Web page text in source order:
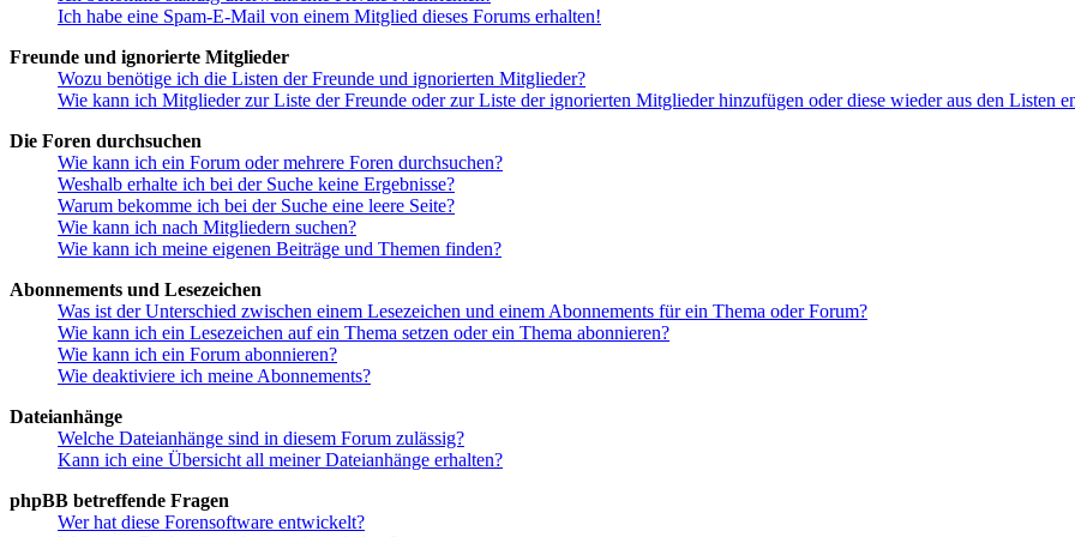
Ich habe eine Spam-E-Mail von einem Mitglied dieses Forums erhalten!
Freunde und ignorierte Mitglieder
Wozu benötige ich die Listen der Freunde und ignorierten Mitglieder?
Wie kann ich Mitglieder zur Liste der Freunde oder zur Liste der ignorierten Mitglieder hinzufügen oder diese wieder aus den Listen
Die Foren durchsuchen
Wie kann ich ein Forum oder mehrere Foren durchsuchen?
Weshalb erhalte ich bei der Suche keine Ergebnisse?
Warum bekomme ich bei der Suche eine leere Seite?
Wie kann ich nach Mitgliedern suchen?
Wie kann ich meine eigenen Beiträge und Themen finden?
Abonnements und Lesezeichen
Was ist der Unterschied zwischen einem Lesezeichen und einem Abonnements für ein Thema oder Forum?
Wie kann ich ein Lesezeichen auf ein Thema setzen oder ein Thema abonnieren?
Wie kann ich ein Forum abonnieren?
Wie deaktiviere ich meine Abonnements?
Dateianhänge
Welche Dateianhänge sind in diesem Forum zulässig?
Kann ich eine Übersicht all meiner Dateianhänge erhalten?
phpBB betreffende Fragen
Wer hat diese Forensoftware entwickelt?